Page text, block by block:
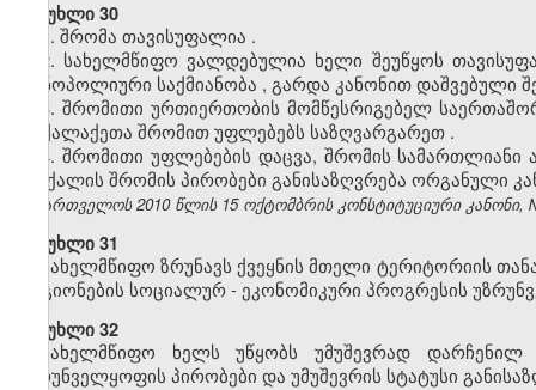
მუხლი 30
1. შრომა თავისუფალია .
2. სახელმწიფო ვალდებულია ხელი შეუწყოს
მონოპოლიური საქმიანობა , გარდა კანონითდაშვებული
3. შრომითი ურთიერთობის მომწესრიგებელ
მოქალაქეთა შრომითუფლებებს საზღვარგარეთ .
4. შრომითი უფლებების დაცვა, შრომის
და ქალის შრომის პირობები განისაზღვრება ორგანული
საქართველოს 2010 წლის 15 ოქტომბრის კონსტიტუციური კანონი,
მუხლი 31
სახელმწიფო ზრუნავს ქვეყნის მთელი ტერიტორიის
რეგიონების სოციალურ- ეკონომიკური პროგრესის
მუხლი 32
სახელმწიფო
ხელს უწყობს უმუშევრად
დარჩენილ
უზრუნველყოფის პირობები და უმუშევრის სტატუსი